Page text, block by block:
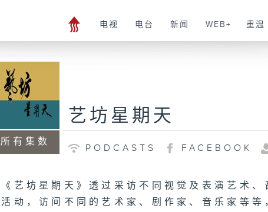
电视 电台 新闻 WEB+ 重温
所有集数
艺坊星期天
PODCASTS FACEBOOK
《艺坊星期天》透过采访不同视觉及表演艺术
活动，访问不同的艺术家、剧作家、音乐家等